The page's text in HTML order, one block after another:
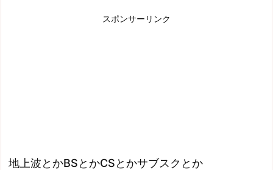
スポンサーリンク
地上波とかBSとかCSとかサブスクとか